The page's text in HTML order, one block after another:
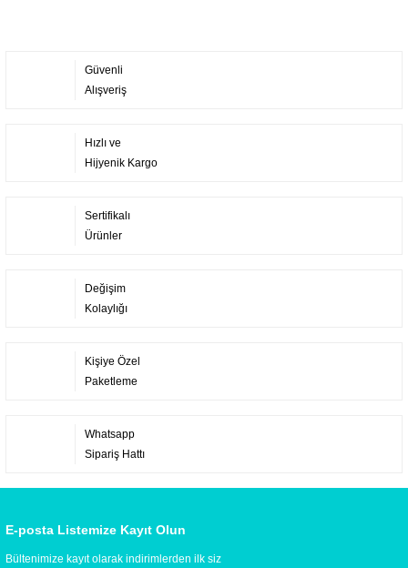
Güvenli
Alışveriş
Hızlı ve
Hijyenik Kargo
Sertifikalı
Ürünler
Değişim
Kolaylığı
Kişiye Özel
Paketleme
Whatsapp
Sipariş Hattı
E-posta Listemize Kayıt Olun
Bültenimize kayıt olarak indirimlerden ilk siz